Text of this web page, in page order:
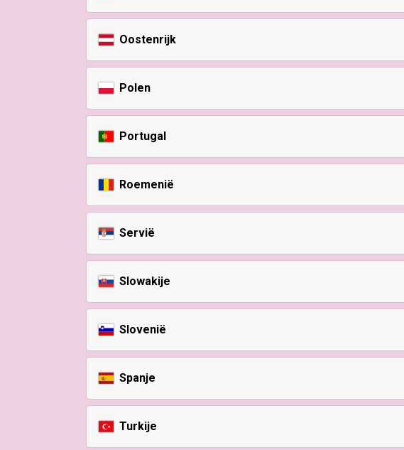
Oostenrijk
Polen
Portugal
Roemenië
Servië
Slowakije
Slovenië
Spanje
Turkije